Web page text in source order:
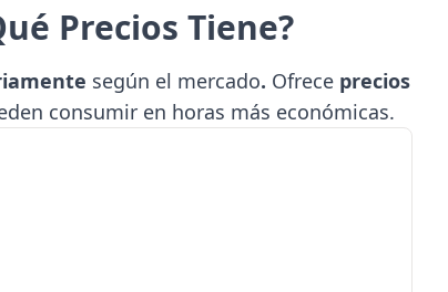
Precios Tiene?
según el mercado. Ofrece precios
consumir en horas más económicas.